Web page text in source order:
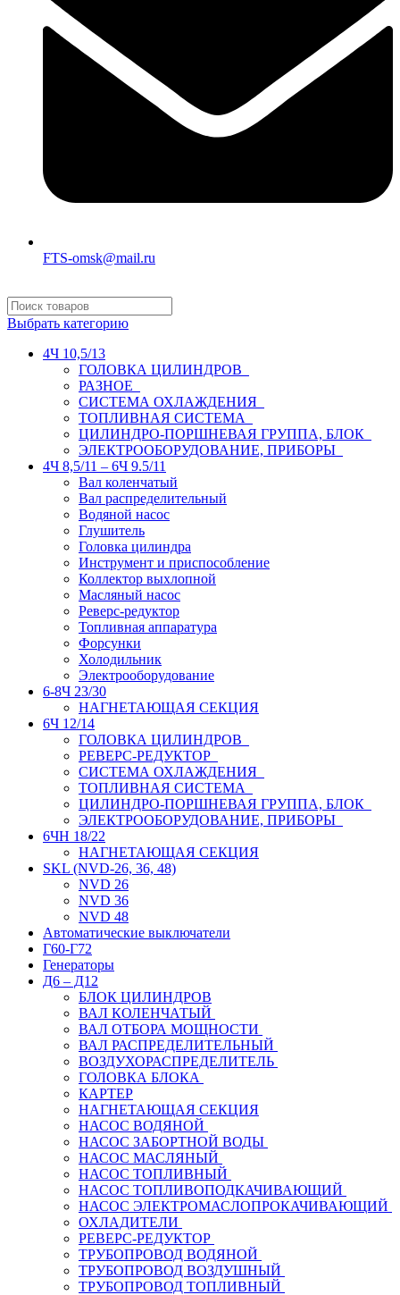
FTS-omsk@mail.ru
Выбрать категорию
4Ч 10,5/13
ГОЛОВКА ЦИЛИНДРОВ
РАЗНОЕ
СИСТЕМА ОХЛАЖДЕНИЯ
ТОПЛИВНАЯ СИСТЕМА
ЦИЛИНДРО-ПОРШНЕВАЯ ГРУППА, БЛОК
ЭЛЕКТРООБОРУДОВАНИЕ, ПРИБОРЫ
4Ч 8,5/11 – 6Ч 9.5/11
Вал коленчатый
Вал распределительный
Водяной насос
Глушитель
Головка цилиндра
Инструмент и приспособление
Коллектор выхлопной
Масляный насос
Реверс-редуктор
Топливная аппаратура
Форсунки
Холодильник
Электрооборудование
6-8Ч 23/30
НАГНЕТАЮЩАЯ СЕКЦИЯ
6Ч 12/14
ГОЛОВКА ЦИЛИНДРОВ
РЕВЕРС-РЕДУКТОР
СИСТЕМА ОХЛАЖДЕНИЯ
ТОПЛИВНАЯ СИСТЕМА
ЦИЛИНДРО-ПОРШНЕВАЯ ГРУППА, БЛОК
ЭЛЕКТРООБОРУДОВАНИЕ, ПРИБОРЫ
6ЧН 18/22
НАГНЕТАЮЩАЯ СЕКЦИЯ
SKL (NVD-26, 36, 48)
NVD 26
NVD 36
NVD 48
Автоматические выключатели
Г60-Г72
Генераторы
Д6 – Д12
БЛОК ЦИЛИНДРОВ
ВАЛ КОЛЕНЧАТЫЙ
ВАЛ ОТБОРА МОЩНОСТИ
ВАЛ РАСПРЕДЕЛИТЕЛЬНЫЙ
ВОЗДУХОРАСПРЕДЕЛИТЕЛЬ
ГОЛОВКА БЛОКА
КАРТЕР
НАГНЕТАЮЩАЯ СЕКЦИЯ
НАСОС ВОДЯНОЙ
НАСОС ЗАБОРТНОЙ ВОДЫ
НАСОС МАСЛЯНЫЙ
НАСОС ТОПЛИВНЫЙ
НАСОС ТОПЛИВОПОДКАЧИВАЮЩИЙ
НАСОС ЭЛЕКТРОМАСЛОПРОКАЧИВАЮЩИЙ
ОХЛАДИТЕЛИ
РЕВЕРС-РЕДУКТОР
ТРУБОПРОВОД ВОДЯНОЙ
ТРУБОПРОВОД ВОЗДУШНЫЙ
ТРУБОПРОВОД ТОПЛИВНЫЙ